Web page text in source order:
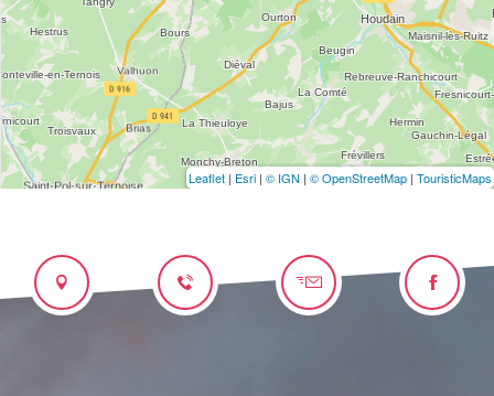
Leaflet | Esri | © IGN | © OpenStreetMap | TouristicMaps